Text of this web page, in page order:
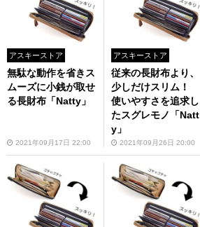
アスキーストア
無駄な動作を省きス
ムーズに小銭が取せ
る長財布「Natty」
2021年09月17日 22:00
アスキーストア
従来の長財布より、
少しだけスリム！
使いやすさを追求し
たスグレモノ「Natt
y」
2021年09月26日 20:00